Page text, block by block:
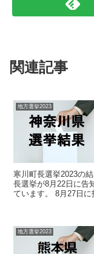
関連記事
地方選挙2023
寒川町長選挙2023の
長選挙が8月22日に告
ています。 8月27日に
地方選挙2023